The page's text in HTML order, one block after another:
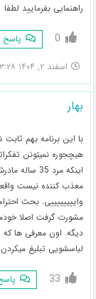
راهنمایی بفرمایید لطفا
0 پاسخ
اسفند ۲, ۱۴۰۴ ۳:۲۸ ق.ظ
بهار
با این برنامه بهم
هیچجوره نمیتونن
اینکه مرد
معذب کننده نیست
واییییییییی. بحث
مشورت گرفت اصلا
دیگه. اون معرفی ها که
لباسشویی تبلیغ
33